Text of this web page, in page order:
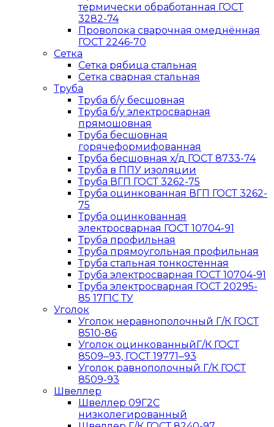
термически обработанная ГОСТ
3282-74
Проволока сварочная омеднённая
ГОСТ 2246-70
Сетка
Сетка рябица стальная
Сетка сварная стальная
Труба
Труба б/у бесшовная
Труба б/у электросварная
прямошовная
Труба бесшовная
горячеформифованная
Труба бесшовная х/д ГОСТ 8733-74
Труба в ППУ изоляции
Труба ВГП ГОСТ 3262-75
Труба оцинкованная ВГП ГОСТ 3262-
75
Труба оцинкованная
электросварная ГОСТ 10704-91
Труба профильная
Труба прямоугольная профильная
Труба стальная тонкостенная
Труба электросварная ГОСТ 10704-91
Труба электросварная ГОСТ 20295-
85 17Г1С ТУ
Уголок
Уголок неравнополочный Г/К ГОСТ
8510-86
Уголок оцинкованныйГ/К ГОСТ
8509‒93, ГОСТ 19771‒93
Уголок равнополочный Г/К ГОСТ
8509-93
Швеллер
Швеллер 09Г2С
низколегированный